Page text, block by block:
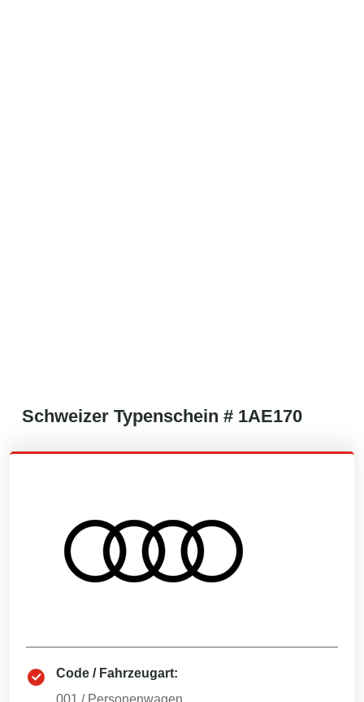
Schweizer Typenschein # 1AE170
Code / Fahrzeugart:
001 / Personenwagen